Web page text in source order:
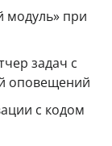
модуль» при
задач с
оповещений
с кодом